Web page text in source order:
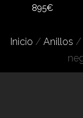
895€
Inicio / Anillos /